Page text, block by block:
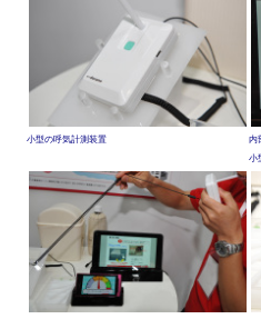
小型の呼気計測装置
内
小